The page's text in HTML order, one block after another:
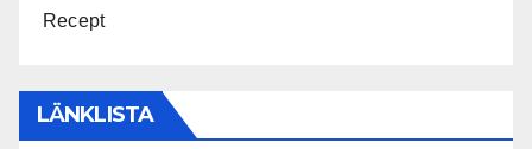
Recept
LÄNKLISTA